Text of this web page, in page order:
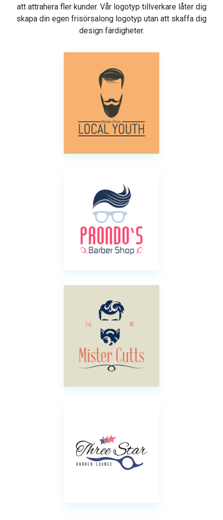
att attrahera fler kunder. Vår logotyp tillverkare låter dig
skapa din egen frisörsalong logotyp utan att skaffa dig
design färdigheter.